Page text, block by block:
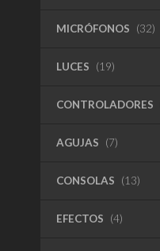
MICRÓFONOS (32)
LUCES (19)
CONTROLADORES
AGUJAS (7)
CONSOLAS (13)
EFECTOS (4)